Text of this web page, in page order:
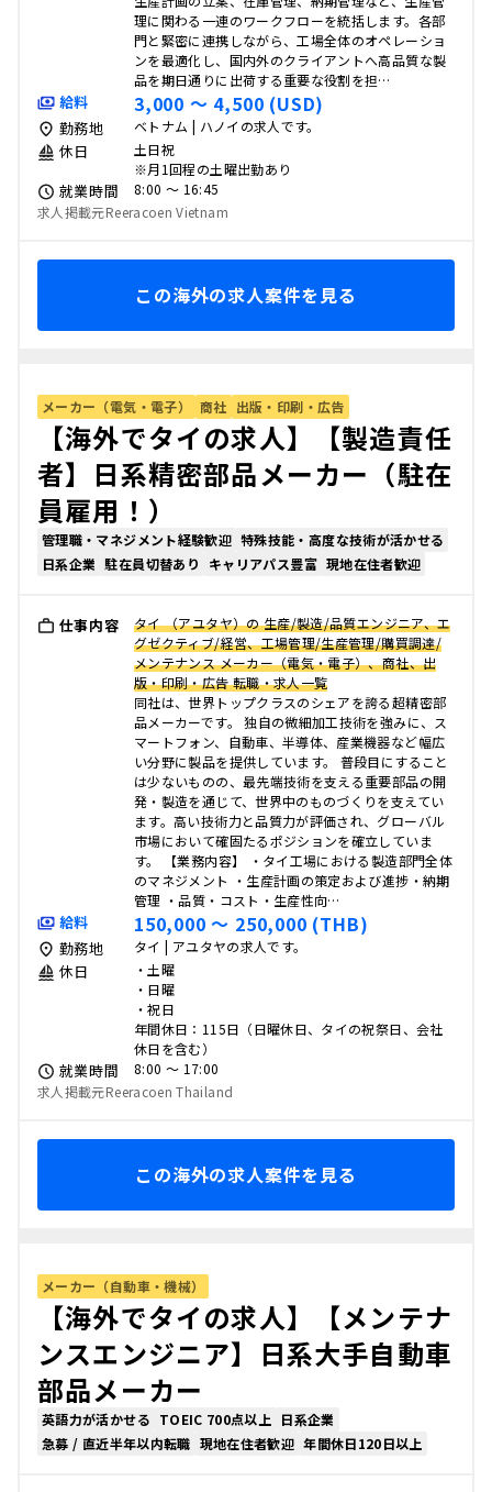
理に関わる一連のワークフローを統括します。各部
門と緊密に連携しながら、工場全体のオペレーショ
ンを最適化し、国内外のクライアントへ高品質な製
品を期日通りに出荷する重要な役割を担…
給料 3,000 〜 4,500 (USD)
勤務地 ベトナム | ハノイの求人です。
休日
土日祝
※月1回程の土曜出勤あり
就業時間
8:00 〜 16:45
求人掲載元Reeracoen Vietnam
この海外の求人案件を見る
メーカー（電気・電子） 商社 出版・印刷・広告
【海外でタイの求人】【製造責任
者】日系精密部品メーカー（駐在
員雇用！）
管理職・マネジメント経験歓迎 特殊技能・高度な技術が活かせる
日系企業 駐在員切替あり キャリアパス豊富 現地在住者歓迎
仕事内容
タイ （アユタヤ）の 生産/製造/品質エンジニア、エ
グゼクティブ/経営、工場管理/生産管理/購買調達/
メンテナンス メーカー（電気・電子）、商社、出
版・印刷・広告 転職・求人一覧
同社は、世界トップクラスのシェアを誇る超精密部
品メーカーです。 独自の微細加工技術を強みに、ス
マートフォン、自動車、半導体、産業機器など幅広
い分野に製品を提供しています。 普段目にすること
は少ないものの、最先端技術を支える重要部品の開
発・製造を通じて、世界中のものづくりを支えてい
ます。高い技術力と品質力が評価され、グローバル
市場において確固たるポジションを確立していま
す。 【業務内容】 ・タイ工場における製造部門全体
のマネジメント ・生産計画の策定および進捗・納期
管理 ・品質・コスト・生産性向…
給料 150,000 〜 250,000 (THB)
勤務地 タイ | アユタヤの求人です。
休日
・土曜
・日曜
・祝日
年間休日：115日（日曜休日、タイの祝祭日、会社
休日を含む）
就業時間
8:00 〜 17:00
求人掲載元Reeracoen Thailand
この海外の求人案件を見る
メーカー（自動車・機械）
【海外でタイの求人】【メンテナ
ンスエンジニア】日系大手自動車
部品メーカー
英語力が活かせる TOEIC 700点以上
日系企業
急募 / 直近半年以内転職 現地在住者歓迎 年間休日120日以上